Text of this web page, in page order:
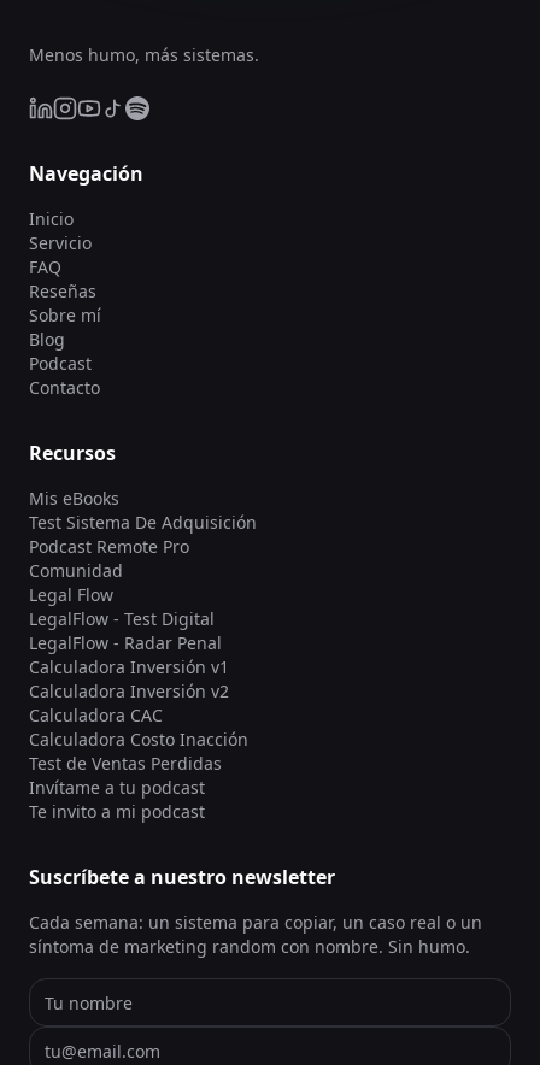
Menos humo, más sistemas.
Navegación
Inicio
Servicio
FAQ
Reseñas
Sobre mí
Blog
Podcast
Contacto
Recursos
Mis eBooks
Test Sistema De Adquisición
Podcast Remote Pro
Comunidad
Legal Flow
LegalFlow - Test Digital
LegalFlow - Radar Penal
Calculadora Inversión v1
Calculadora Inversión v2
Calculadora CAC
Calculadora Costo Inacción
Test de Ventas Perdidas
Invítame a tu podcast
Te invito a mi podcast
Suscríbete a nuestro newsletter
Cada semana: un sistema para copiar, un caso real o un
síntoma de marketing random con nombre. Sin humo.